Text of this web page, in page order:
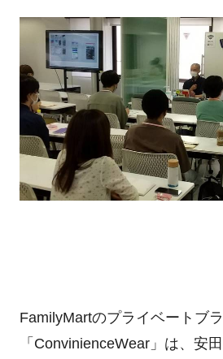
FamilyMartのプライベートブ
「 ConvinienceWear」は、安